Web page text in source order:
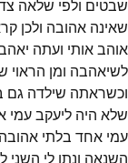
שבטים ולפי שלאה
שאינה אהובה ולכן
אוהב אותי ועתה
לשיאהבה ומן
וכשראתה שילדה גם
שלא היה ליעקב עמי
עמי אחד בלתי
השנאה ונתן לי